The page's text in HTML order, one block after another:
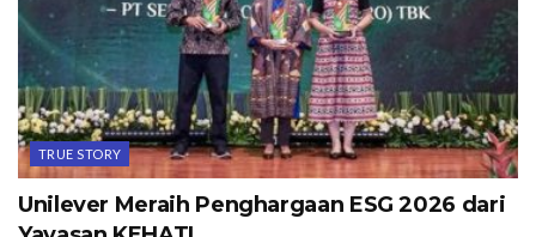
TRUE STORY
Unilever Meraih Penghargaan ESG 2026 dari